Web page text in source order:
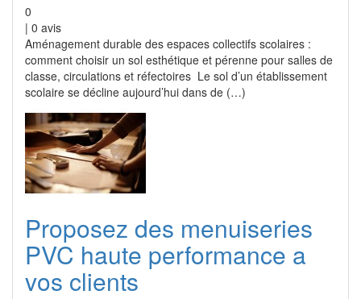
0
| 0 avis
Aménagement durable des espaces collectifs scolaires :
comment choisir un sol esthétique et pérenne pour salles de
classe, circulations et réfectoires Le sol d’un établissement
scolaire se décline aujourd’hui dans de (…)
Proposez des menuiseries
PVC haute performance a
vos clients